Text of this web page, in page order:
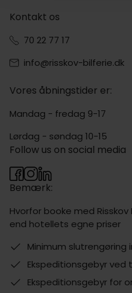
Kontakt os
70 22 77 17
info@risskov-bilferie.dk
Vores åbningstider er:
Mandag - fredag 9-17
Lørdag - søndag 10-15
Bemærk:
Hvorfor booke med Risskov
end hotellets egne priser
Minimum slutrengøring
Ekspeditionsgebyr ved
Ekspeditionsgebyr for
Follow us on social media